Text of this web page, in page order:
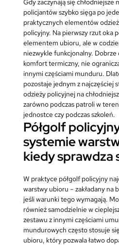
Gdy zaczynają się chłodniejsze
policjantów szybko sięga po
praktycznych elementów
policyjny. Na pierwszy rzut oka
elementem ubioru, ale w
niezwykle funkcjonalny.
komfort termiczny, nie
innymi częściami munduru.
pozostaje jednym z najczęściej
odzieży policyjnej na
zarówno podczas patroli w
jednostce czy podczas szkoleń.
Półgolf
systemie
kiedy sprawdza
W praktyce półgolf policyjny
warstwy ubioru – zakładany na
jeśli warunki tego wymagają.
również samodzielnie w
zestawu z innymi częściami
mundurowych często stosuje
ubioru, który pozwala łatwo